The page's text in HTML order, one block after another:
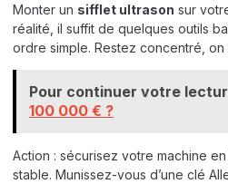
Monter un sifflet ultrason sur
réalité, il suffit de quelques outils
ordre simple. Restez concentré,
Pour continuer votre
100 000 € ?
Action : sécurisez votre machine
stable. Munissez-vous d’une clé